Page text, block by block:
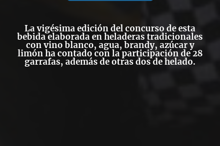
La vigésima edición del concurso de esta
bebida elaborada en heladeras tradicionales
con vino blanco, agua, brandy, azúcar y
limón ha contado con la participación de 28
garrafas, además de otras dos de helado.